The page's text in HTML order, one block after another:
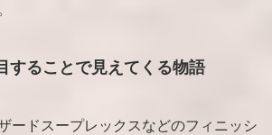
することで見えてくる物語
ードスープレックスなどのフィニッシ